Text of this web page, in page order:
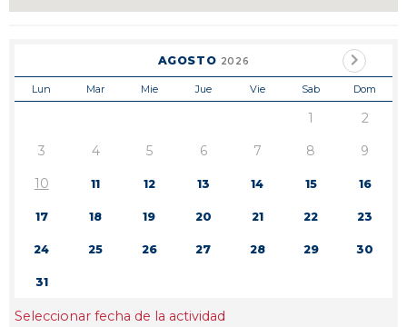
AGOSTO 2026
Lun Mar Mie Jue Vie Sab Dom
1
2
3
4 5 6 7 8
9
10
11 12 13 14 15 16
17 18 19 20 21 22 23
24 25 26 27 28 29 30
31
Seleccionar fecha de la actividad